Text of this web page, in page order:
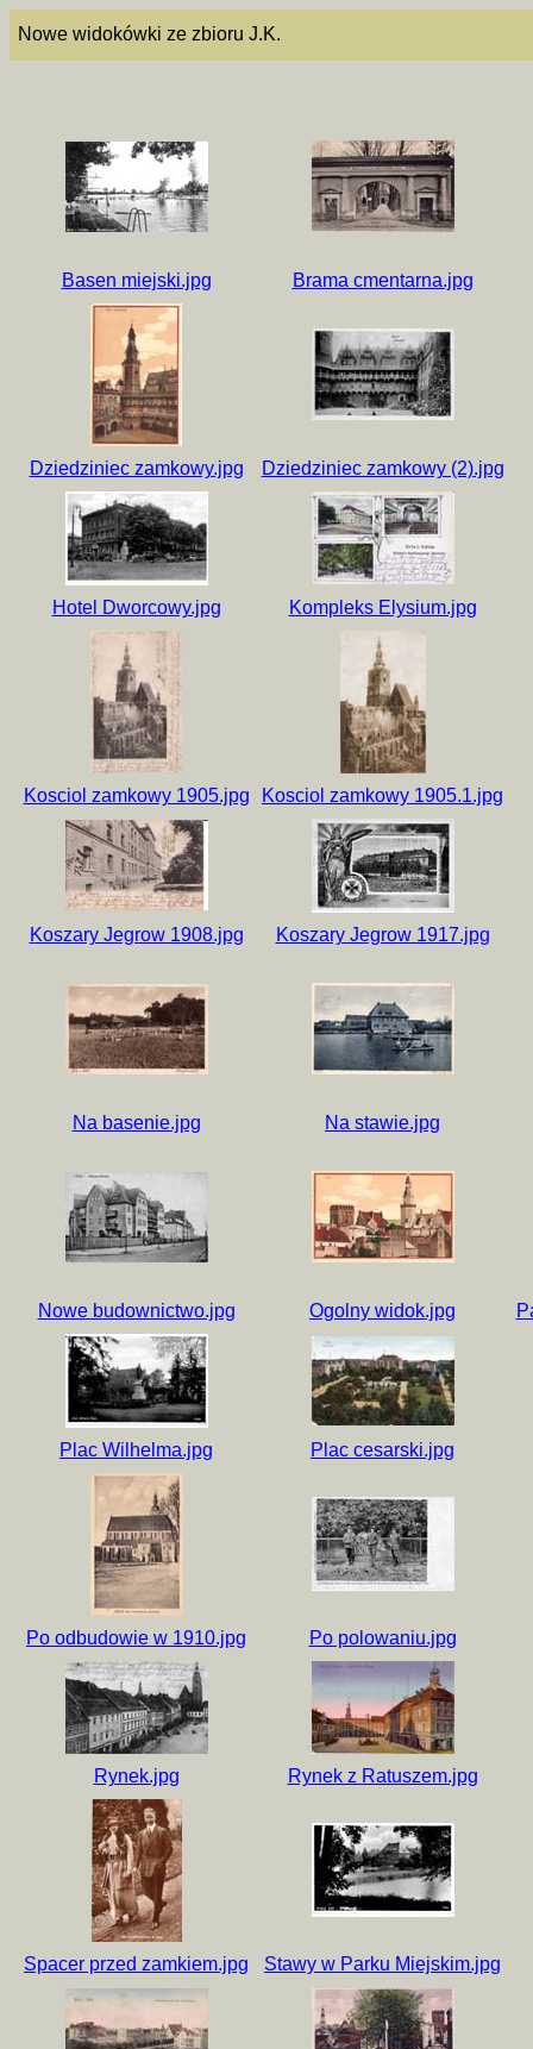
Nowe widokówki ze zbioru J.K.
Basen miejski.jpg Brama cmentarna.jpg
Dziedziniec zamkowy.jpg Dziedziniec zamkowy (2).jpg
Hotel Dworcowy.jpg Kompleks Elysium.jpg
Kosciol zamkowy 1905.jpg Kosciol zamkowy 1905.1.jpg
Koszary Jegrow 1908.jpg Koszary Jegrow 1917.jpg
Na basenie.jpg Na stawie.jpg
Nowe budownictwo.jpg Ogolny widok.jpg
Plac Wilhelma.jpg Plac cesarski.jpg
Po odbudowie w 1910.jpg Po polowaniu.jpg
Rynek.jpg Rynek z Ratuszem.jpg
Spacer przed zamkiem.jpg Stawy w Parku Miejskim.jpg